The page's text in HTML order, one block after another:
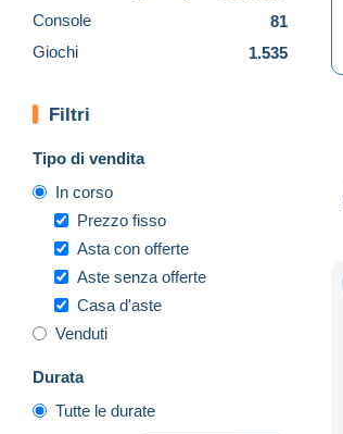
Console
81
Giochi
1.535
Filtri
Tipo di vendita
In corso
Prezzo fisso
Asta con offerte
Aste senza offerte
Casa d'aste
Venduti
Durata
Tutte le durate